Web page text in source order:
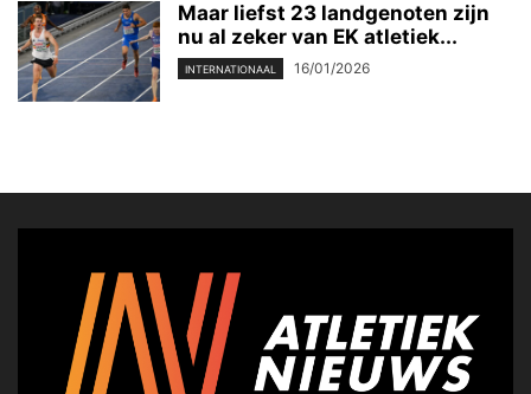
Maar liefst 23 landgenoten zijn
nu al zeker van EK atletiek...
INTERNATIONAAL 16/01/2026